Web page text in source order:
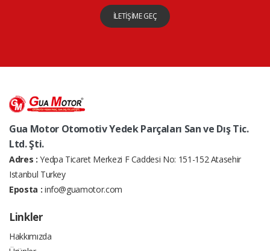
İLETİŞİME GEÇ
Gua Motor Otomotiv Yedek Parçaları San ve Dış Tic.
Ltd. Şti.
Adres : Yedpa Ticaret Merkezi F Caddesi No: 151-152 Atasehir
Istanbul Turkey
Eposta : info@guamotor.com
Linkler
Hakkımızda